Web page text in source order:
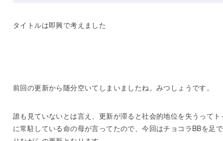
タイトルは即興で考えました
前回の更新から随分空いてしまいましたね。みつしょうです。
誰も見ていないとは言え、更新が滞ると社会的地位を失うってト
に常駐している命の母が言ってたので、今回はチョコラBBを足